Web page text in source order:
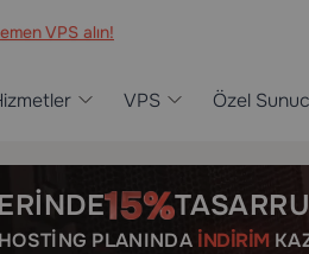
VPS alın!
VPS Özel
PLANINDA İNDIRIM